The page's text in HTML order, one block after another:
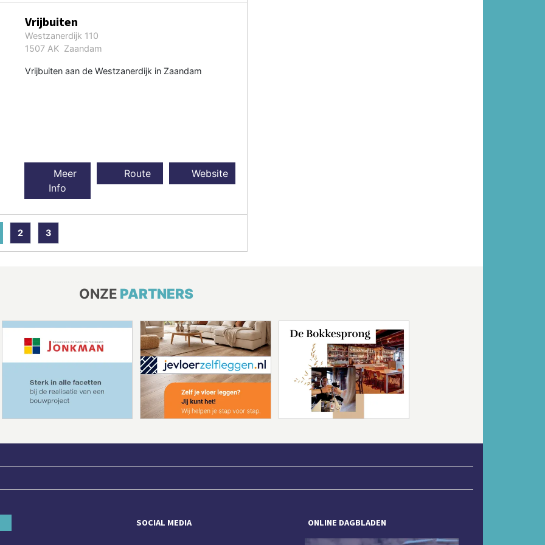
Vrijbuiten
Westzanerdijk 110
1507 AK Zaandam
Vrijbuiten aan de Westzanerdijk in Zaandam
Meer
Info
Route Website
2 3
ONZE PARTNERS
SOCIAL MEDIA ONLINE DAGBLADEN